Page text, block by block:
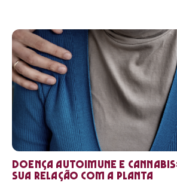
Doença autoimune e
sua relação com a planta